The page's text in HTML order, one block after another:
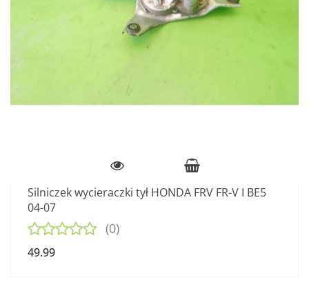
Silniczek wycieraczki tył HONDA FRV FR-V I BE5
04-07
(0)
49.99